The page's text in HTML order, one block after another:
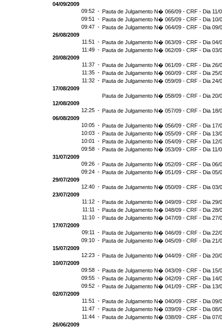
04/09/2009
09:52 - Pauta de Julgamento N� 066/09 - CRF - Dia 11/
09:51 - Pauta de Julgamento N� 065/09 - CRF - Dia 10/
09:47 - Pauta de Julgamento N� 064/09 - CRF - Dia 09/
26/08/2009
11:51 - Pauta de Julgamento N� 063/09 - CRF - Dia 04/
11:49 - Pauta de Julgamento N� 062/09 - CRF - Dia 03/
20/08/2009
11:37 - Pauta de Julgamento N� 061/09 - CRF - Dia 26/
11:35 - Pauta de Julgamento N� 060/09 - CRF - Dia 25/
11:32 - Pauta de Julgamento N� 059/09 - CRF - Dia 24/
17/08/2009
Pauta de Julgamento N� 058/09 - CRF - Dia 20/
12/08/2009
12:25 - Pauta de Julgamento N� 057/09 - CRF - Dia 18/
06/08/2009
10:05 - Pauta de Julgamento N� 056/09 - CRF - Dia 17/
10:03 - Pauta de Julgamento N� 055/09 - CRF - Dia 13/
10:01 - Pauta de Julgamento N� 054/09 - CRF - Dia 12/
09:58 - Pauta de Julgamento N� 053/09 - CRF - Dia 11/
31/07/2009
09:26 - Pauta de Julgamento N� 052/09 - CRF - Dia 06/
09:24 - Pauta de Julgamento N� 051/09 - CRF - Dia 05/
29/07/2009
12:40 - Pauta de Julgamento N� 050/09 - CRF - Dia 03/
23/07/2009
11:12 - Pauta de Julgamento N� 049/09 - CRF - Dia 29/
11:11 - Pauta de Julgamento N� 048/09 - CRF - Dia 28/
11:10 - Pauta de Julgamento N� 047/09 - CRF - Dia 27/
17/07/2009
09:11 - Pauta de Julgamento N� 046/09 - CRF - Dia 22/
09:10 - Pauta de Julgamento N� 045/09 - CRF - Dia 21/
15/07/2009
12:23 - Pauta de Julgamento N� 044/09 - CRF - Dia 20/
10/07/2009
09:58 - Pauta de Julgamento N� 043/09 - CRF - Dia 15/
09:55 - Pauta de Julgamento N� 042/09 - CRF - Dia 14/
09:52 - Pauta de Julgamento N� 041/09 - CRF - Dia 13/
02/07/2009
11:51 - Pauta de Julgamento N� 040/09 - CRF - Dia 09/
11:47 - Pauta de Julgamento N� 039/09 - CRF - Dia 08/
11:44 - Pauta de Julgamento N� 038/09 - CRF - Dia 07/
26/06/2009